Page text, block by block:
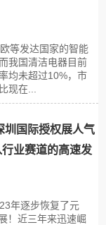
等发达国家的智能
我国清洁电器目前
均未超过10%，市
现在...
圳国际授权展人气
业赛道的高速发
年逐步恢复了元
！近三年来迅速崛